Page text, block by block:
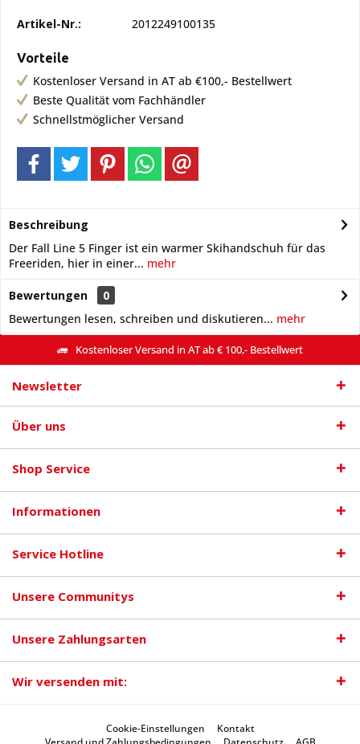
Artikel-Nr.: 2012249100135
Vorteile
Kostenloser Versand in AT ab €100,- Bestellwert
Beste Qualität vom Fachhändler
Schnellstmöglicher Versand
Beschreibung
Der Fall Line 5 Finger ist ein warmer Skihandschuh für das
Freeriden, hier in einer... mehr
Bewertungen
0
Bewertungen lesen, schreiben und diskutieren... mehr
Kostenloser Versand in AT ab € 100,- Bestellwert
Newsletter
Über uns
Shop Service
Informationen
Service Hotline
Unsere Communitys
Unsere Zahlungsarten
Wir versenden mit:
Cookie-Einstellungen
Kontakt